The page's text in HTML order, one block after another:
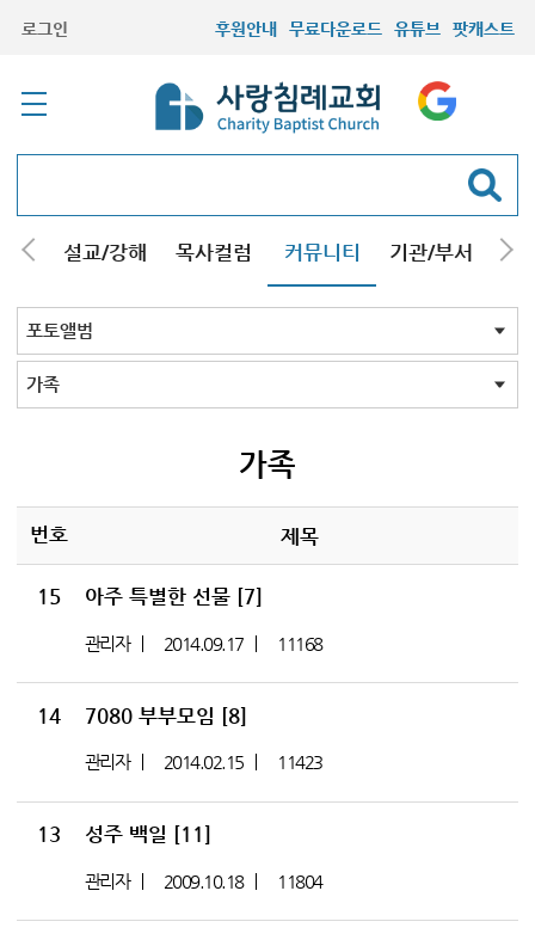
로그인 후원안내 무료다운로드 유튜브 팟캐스트
내 설교/강해 목사컬럼 커뮤니티 기관/부서 선
최근등록자료
자유게시판
교회소식
성도컬럼
새가족사진
새가족가이드
포토앨범
찬양쉼터
신앙도서
성경읽기퀴즈
기도부탁
포토앨범 전체
목회자
주일학교
중고등부
청장년부
형제모임
자매모임
가족
가족
번호 제목
15 아주 특별한 선물 [7]
관리자 2014.09.17 11168
14 7080 부부모임 [8]
관리자 2014.02.15 11423
13 성주 백일 [11]
관리자 2009.10.18 11804